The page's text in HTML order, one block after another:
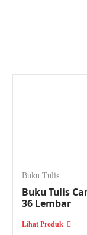
Buku Tulis
Buku Tulis
36 Lembar
Lihat Produk